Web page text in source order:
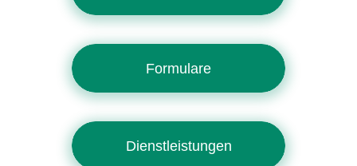
Formulare
Dienstleistungen